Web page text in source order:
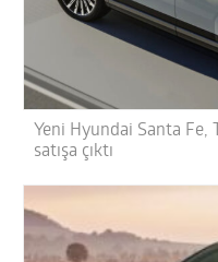
Yeni Hyundai Santa Fe,
satışa çıktı